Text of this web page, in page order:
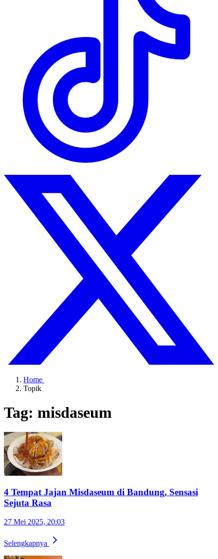
Home
Topik
Tag: misdaseum
4 Tempat Jajan Misdaseum di Bandung, Sensasi
Sejuta Rasa
27 Mei 2025, 20:03
Selengkapnya